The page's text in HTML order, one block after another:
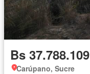
Bs 37.788.109
Carúpano, Sucre